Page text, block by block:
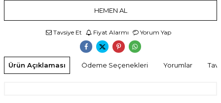
HEMEN AL
Tavsiye Et Fiyat Alarmı Yorum Yap
Ürün Açıklaması Ödeme Seçenekleri Yorumlar